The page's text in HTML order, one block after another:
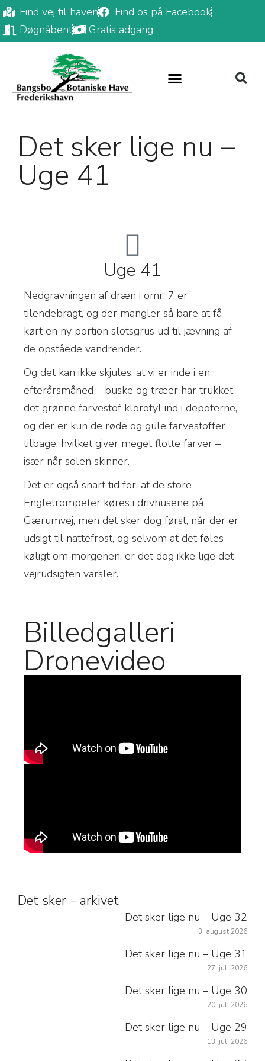
Find vej til haven
Find os på Facebook
Døgnåbent
Gratis adgang
Det sker lige nu –
Uge 41
Uge 41
Nedgravningen af dræn i omr. 7 er
tilendebragt, og der mangler så bare at få
kørt en ny portion slotsgrus ud til jævning af
de opståede vandrender.
Og det kan ikke skjules, at vi er inde i en
efterårsmåned – buske og træer har trukket
det grønne farvestof klorofyl ind i depoterne,
og der er kun de røde og gule farvestoffer
tilbage, hvilket giver meget flotte farver –
især når solen skinner.
Det er også snart tid for, at de store
Engletrompeter køres i drivhusene på
Gærumvej, men det sker dog først, når der er
udsigt til nattefrost, og selvom at det føles
køligt om morgenen, er det dog ikke lige det
vejrudsigten varsler.
Billedgalleri
Dronevideo
Det sker - arkivet
Det sker lige nu – Uge 32
3. august 2026
Det sker lige nu – Uge 31
27. juli 2026
Det sker lige nu – Uge 30
20. juli 2026
Det sker lige nu – Uge 29
13. juli 2026